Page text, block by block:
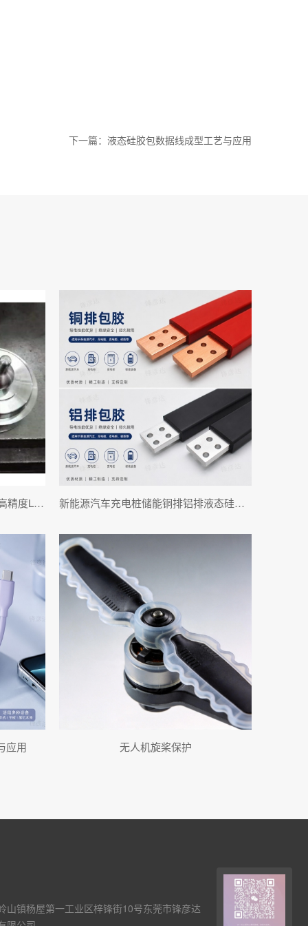
下一篇：液态硅胶包数据线成型工艺与应用
液态硅胶奶嘴模具设计与制造：高精度LSR奶嘴注塑模具定制 新能源汽车充电桩储能铜排铝排液态硅胶包胶
应用 无人机旋桨保护
山镇杨屋第一工业区梓锋街10号东莞市锋彦达